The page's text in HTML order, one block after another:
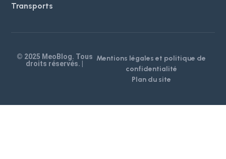
Transports
© 2025 MeoBlog. Tous
droits réservés. |
Mentions légales et politique de
confidentialité
Plan du site